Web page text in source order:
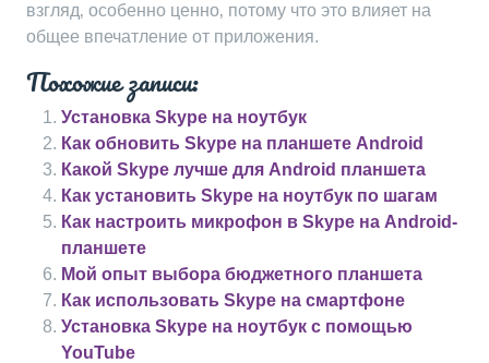
взгляд‚ особенно ценно‚ потому что это влияет на
общее впечатление от приложения.
Похожие записи:
Установка Skype на ноутбук
Как обновить Skype на планшете Android
Какой Skype лучше для Android планшета
Как установить Skype на ноутбук по шагам
Как настроить микрофон в Skype на Android-
планшете
Мой опыт выбора бюджетного планшета
Как использовать Skype на смартфоне
Установка Skype на ноутбук с помощью
YouTube